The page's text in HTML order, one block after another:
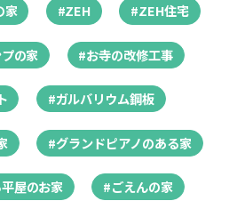
家 #ZEH #ZEH住宅
の家 #お寺の改修工事
#ガルバリウム鋼板
#グランドピアノのある家
屋のお家 #ごえんの家